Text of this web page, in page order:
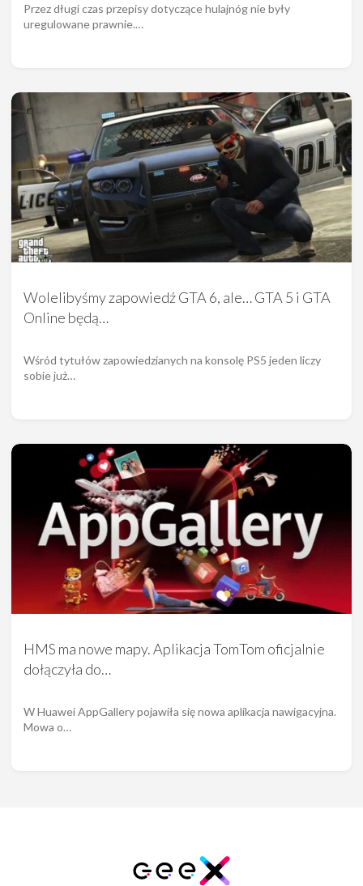
Przez długi czas przepisy dotyczące hulajnóg nie były
uregulowane prawnie.…
Wolelibyśmy zapowiedź GTA 6, ale… GTA 5 i GTA
Online będą…
Wśród tytułów zapowiedzianych na konsolę PS5 jeden liczy
sobie już…
HMS ma nowe mapy. Aplikacja TomTom oficjalnie
dołączyła do…
W Huawei AppGallery pojawiła się nowa aplikacja nawigacyjna.
Mowa o…